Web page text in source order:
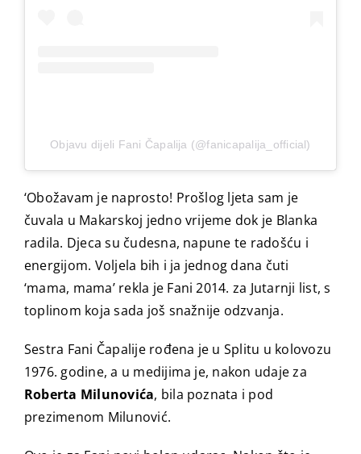
Objavu dijeli Fani Čapalija (@fanicapalija_official)
‘Obožavam je naprosto! Prošlog ljeta sam je
čuvala u Makarskoj jedno vrijeme dok je Blanka
radila. Djeca su čudesna, napune te radošću i
energijom. Voljela bih i ja jednog dana čuti
‘mama, mama’ rekla je Fani 2014. za Jutarnji list, s
toplinom koja sada još snažnije odzvanja.
Sestra Fani Čapalije rođena je u Splitu u kolovozu
1976. godine, a u medijima je, nakon udaje za
Roberta Milunovića, bila poznata i pod
prezimenom Milunović.